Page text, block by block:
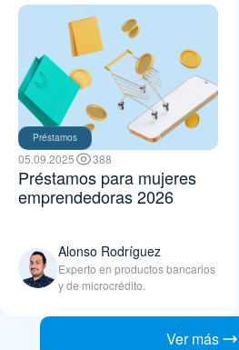
Préstamos
05.09.2025 388
Préstamos para mujeres
emprendedoras 2026
Alonso Rodríguez
Experto en productos bancarios
y de microcrédito.
Ver más